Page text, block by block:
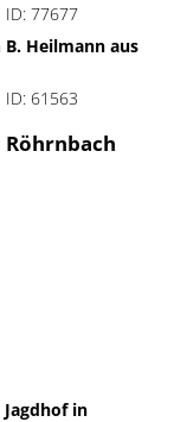
ID: 77677
B. Heilmann aus
61563
Röhrnbach
in